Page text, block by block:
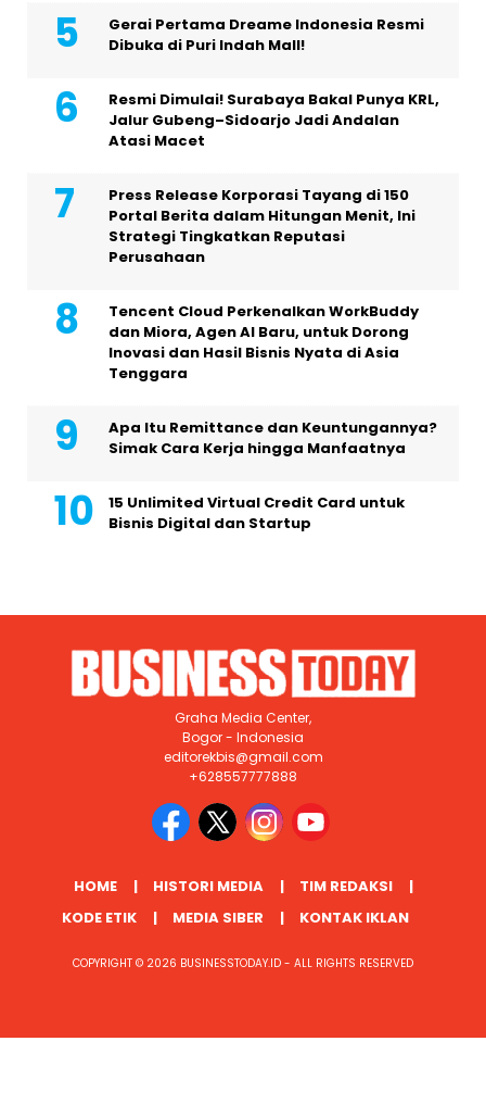
Gerai Pertama Dreame Indonesia Resmi
Dibuka di Puri Indah Mall!
Resmi Dimulai! Surabaya Bakal Punya KRL,
Jalur Gubeng–Sidoarjo Jadi Andalan
Atasi Macet
Press Release Korporasi Tayang di 150
Portal Berita dalam Hitungan Menit, Ini
Strategi Tingkatkan Reputasi
Perusahaan
Tencent Cloud Perkenalkan WorkBuddy
dan Miora, Agen AI Baru, untuk Dorong
Inovasi dan Hasil Bisnis Nyata di Asia
Tenggara
Apa Itu Remittance dan Keuntungannya?
Simak Cara Kerja hingga Manfaatnya
15 Unlimited Virtual Credit Card untuk
Bisnis Digital dan Startup
Graha Media Center,
Bogor - Indonesia
editorekbis@gmail.com
+628557777888
HOME HISTORI MEDIA
TIM REDAKSI
KODE ETIK
MEDIA SIBER KONTAK IKLAN
COPYRIGHT © 2026 BUSINESSTODAY.ID - ALL RIGHTS RESERVED